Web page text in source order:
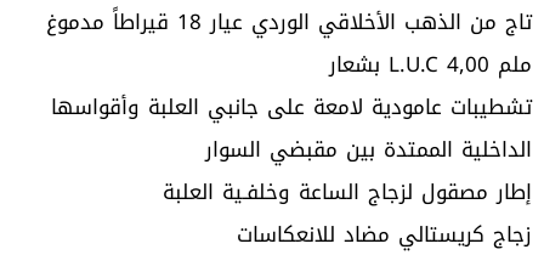
تاج من الذهب الأخلاقي الوردي عيار 18 قيراطاً مدموغ
بشعار L.U.C 4,00 ملم
تشطيبات عامودية لامعة على جانبي العلبة وأقواسها
الداخلية الممتدة بين مقبضي السوار
إطار مصقول لزجاج الساعة وخلفـية العلبة
زجاج كريستالي مضاد للانعكاسات